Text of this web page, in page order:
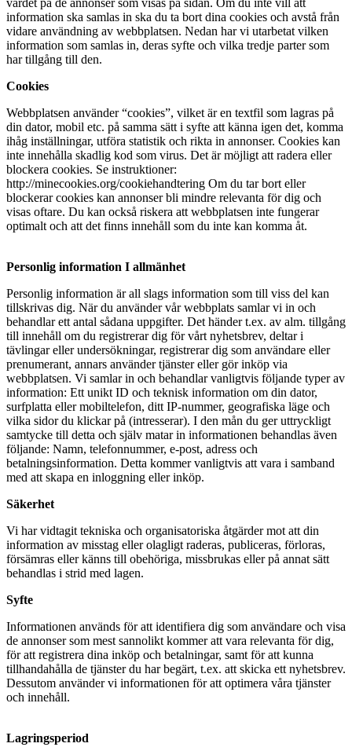
information ska samlas in ska du ta bort dina cookies och avstå från
vidare användning av webbplatsen. Nedan har vi utarbetat vilken
information som samlas in, deras syfte och vilka tredje parter som
har tillgång till den.
Cookies
Webbplatsen använder “cookies”, vilket är en textfil som lagras på
din dator, mobil etc. på samma sätt i syfte att känna igen det, komma
ihåg inställningar, utföra statistik och rikta in annonser. Cookies kan
inte innehålla skadlig kod som virus. Det är möjligt att radera eller
blockera cookies. Se instruktioner:
http://minecookies.org/cookiehandtering Om du tar bort eller
blockerar cookies kan annonser bli mindre relevanta för dig och
visas oftare. Du kan också riskera att webbplatsen inte fungerar
optimalt och att det finns innehåll som du inte kan komma åt.
Personlig information I allmänhet
Personlig information är all slags information som till viss del kan
tillskrivas dig. När du använder vår webbplats samlar vi in ​​och
behandlar ett antal sådana uppgifter. Det händer t.ex. av alm. tillgång
till innehåll om du registrerar dig för vårt nyhetsbrev, deltar i
tävlingar eller undersökningar, registrerar dig som användare eller
prenumerant, annars använder tjänster eller gör inköp via
webbplatsen. Vi samlar in och behandlar vanligtvis följande typer av
information: Ett unikt ID och teknisk information om din dator,
surfplatta eller mobiltelefon, ditt IP-nummer, geografiska läge och
vilka sidor du klickar på (intresserar). I den mån du ger uttryckligt
samtycke till detta och själv matar in informationen behandlas även
följande: Namn, telefonnummer, e-post, adress och
betalningsinformation. Detta kommer vanligtvis att vara i samband
med att skapa en inloggning eller inköp.
Säkerhet
Vi har vidtagit tekniska och organisatoriska åtgärder mot att din
information av misstag eller olagligt raderas, publiceras, förloras,
försämras eller känns till obehöriga, missbrukas eller på annat sätt
behandlas i strid med lagen.
Syfte
Informationen används för att identifiera dig som användare och visa
de annonser som mest sannolikt kommer att vara relevanta för dig,
för att registrera dina inköp och betalningar, samt för att kunna
tillhandahålla de tjänster du har begärt, t.ex. att skicka ett nyhetsbrev.
Dessutom använder vi informationen för att optimera våra tjänster
och innehåll.
Lagringsperiod